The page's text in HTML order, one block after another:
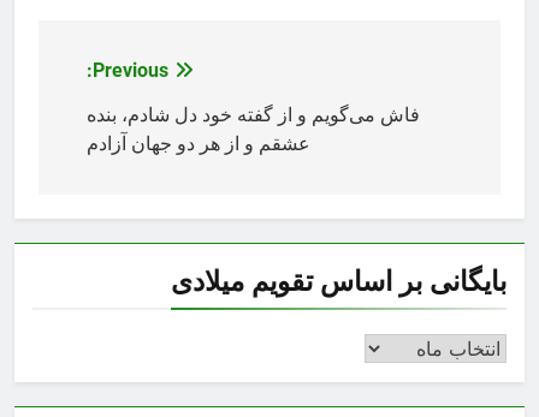
نوشته
Previous:
فاش می‌گویم و از گفته خود دل شادم، بنده
عشقم و از هر دو جهان آزادم
بایگانی بر اساس تقویم میلادی
بایگانی
اساس